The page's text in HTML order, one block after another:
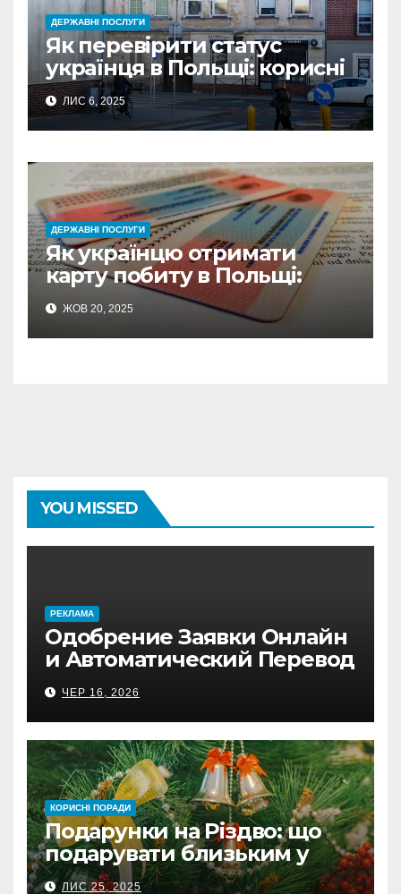
ДЕРЖАВНІ ПОСЛУГИ
Як перевірити статус
українця в Польщі: корисні
сервіси та покрокові
інструкції
ЛИС 6, 2025
ДЕРЖАВНІ ПОСЛУГИ
Як українцю отримати
карту побиту в Польщі:
документи та терміни
ЖОВ 20, 2025
YOU MISSED
PЕКЛАМА
Одобрение Заявки Онлайн
и Автоматический Перевод
на Банковский Счёт.
Проверь
ЧЕР 16, 2026
КОРИСНІ ПОРАДИ
Подарунки на Різдво: що
подарувати близьким у
Польщі
ЛИС 25, 2025